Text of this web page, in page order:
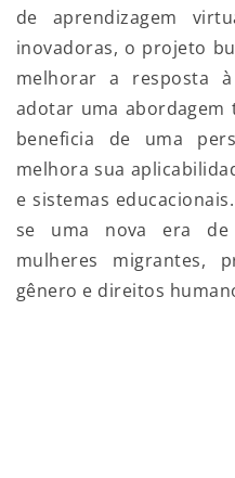
de aprendizagem
inovadoras, o projeto
melhorar a resposta
adotar uma
beneficia de uma
melhora sua
e sistemas
se uma nova era
mulheres migrantes,
gênero e direitos